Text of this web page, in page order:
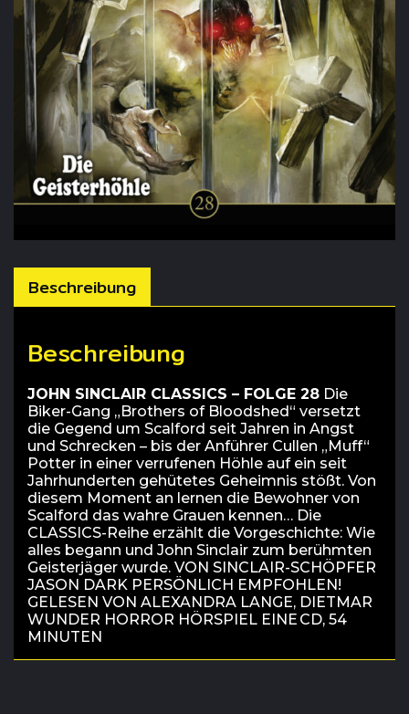
Beschreibung
Beschreibung
JOHN SINCLAIR CLASSICS – FOLGE 28 Die
Biker-Gang „Brothers of Bloodshed“ versetzt
die Gegend um Scalford seit Jahren in Angst
und Schrecken – bis der Anführer Cullen „Muff“
Potter in einer verrufenen Höhle auf ein seit
Jahrhunderten gehütetes Geheimnis stößt. Von
diesem Moment an lernen die Bewohner von
Scalford das wahre Grauen kennen… Die
CLASSICS-Reihe erzählt die Vorgeschichte: Wie
alles begann und John Sinclair zum berühmten
Geisterjäger wurde. VON SINCLAIR-SCHÖPFER
JASON DARK PERSÖNLICH EMPFOHLEN!
GELESEN VON ALEXANDRA LANGE, DIETMAR
WUNDER HORROR HÖRSPIEL EINE CD, 54
MINUTEN